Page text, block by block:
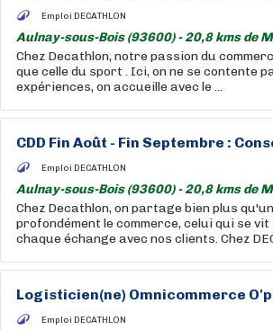
Emploi DECATHLON
Aulnay-sous-Bois (93600) - 20,8 kms de
Chez Decathlon, notre passion du
que celle du sport . Ici, on ne se contente
expériences, on accueille avec le ...
CDD Fin Août - Fin Septembre :
Emploi DECATHLON
Aulnay-sous-Bois (93600) - 20,8 kms de
Chez Decathlon, on partage bien plus
profondément le commerce, celui qui se
chaque échange avec nos clients. Chez
Logisticien(ne) Omnicommerce
Emploi DECATHLON